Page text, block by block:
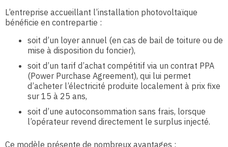
L’entreprise accueillant l’installation photovoltaïque
bénéficie en contrepartie :
soit d’un loyer annuel (en cas de bail de toiture ou de
mise à disposition du foncier),
soit d’un tarif d’achat compétitif via un contrat PPA
(Power Purchase Agreement), qui lui permet
d’acheter l’électricité produite localement à prix fixe
sur 15 à 25 ans,
soit d’une autoconsommation sans frais, lorsque
l’opérateur revend directement le surplus injecté.
Ce modèle présente de nombreux avantages :